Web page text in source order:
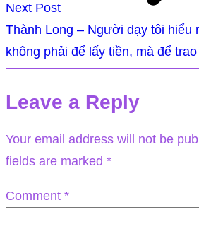
Next Post
Thành Long – Người dạy tôi hiểu
không phải để lấy tiền, mà để
Leave a Reply
Your email address will not be
fields are marked *
Comment *